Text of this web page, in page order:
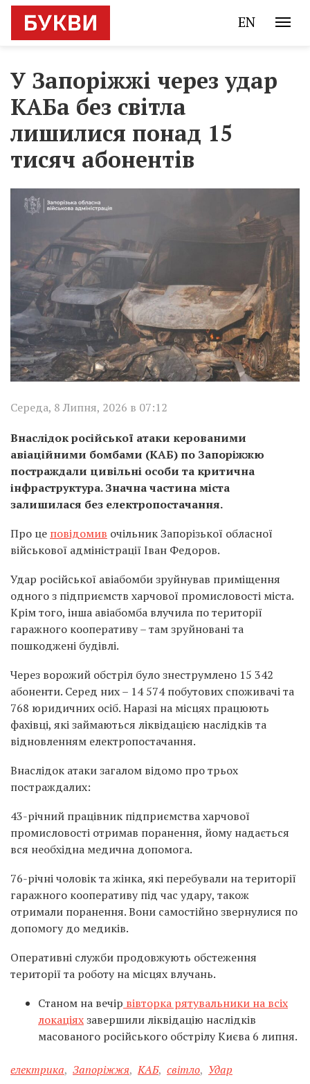
EN
У Запоріжжі через удар
КАБа без світла
лишилися понад 15
тисяч абонентів
Середа, 8 Липня, 2026 в 07:12
Внаслідок російської атаки керованими
авіаційними бомбами (КАБ) по Запоріжжю
постраждали цивільні особи та критична
інфраструктура. Значна частина міста
залишилася без електропостачання.
Про це повідомив очільник Запорізької обласної
військової адміністрації Іван Федоров.
Удар російської авіабомби зруйнував приміщення
одного з підприємств харчової промисловості міста.
Крім того, інша авіабомба влучила по території
гаражного кооперативу – там зруйновані та
пошкоджені будівлі.
Через ворожий обстріл було знеструмлено 15 342
абоненти. Серед них – 14 574 побутових споживачі та
768 юридичних осіб. Наразі на місцях працюють
фахівці, які займаються ліквідацією наслідків та
відновленням електропостачання.
Внаслідок атаки загалом відомо про трьох
постраждалих:
43-річний працівник підприємства харчової
промисловості отримав поранення, йому надається
вся необхідна медична допомога.
76-річні чоловік та жінка, які перебували на території
гаражного кооперативу під час удару, також
отримали поранення. Вони самостійно звернулися по
допомогу до медиків.
Оперативні служби продовжують обстеження
території та роботу на місцях влучань.
Станом на вечір вівторка рятувальники на всіх
локаціяхзавершили ліквідацію наслідків
масованого російського обстрілу Києва 6 липня.
електрика, Запоріжжя, КАБ, світло, Удар